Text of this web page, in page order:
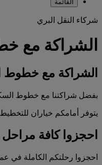
القائمة
شركاء النقل البري
الشراكة مع
الشراكة مع خطوط
بفضل شراكتنا مع خطوط
يتوفر أمامكم خياران
احجزوا كافة
احجزوا رحلتكم الكاملة في